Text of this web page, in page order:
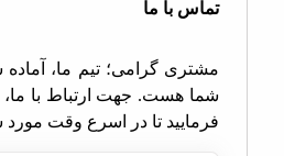
با ما
گرامی؛ تیم ما، آماده شنیدن
هست. جهت ارتباط با ما، میتوانید
تا در اسرع وقت مورد شما را